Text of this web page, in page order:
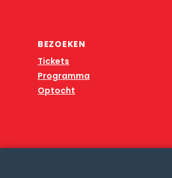
BEZOEKEN
Tickets
Programma
Optocht